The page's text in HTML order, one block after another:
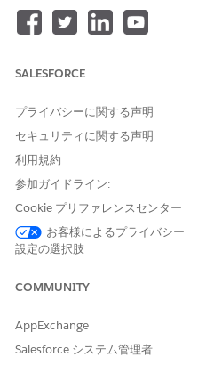
支払メッセージングコンポーネ
支払がサポートされます。営業担
完了できるため、取引開始を促進
メモSalesforce は支払の失敗に
ます。支払に失敗した場合、支
を解決することをお勧めします。
サポートされる支払方法と種別
SALESFORCE
プライバシーに関する声明
セキュリティに関する声明
利用規約
参加ガイドライン:
Cookie プリファレンスセンター
お客様によるプライバシー
設定の選択肢
COMMUNITY
AppExchange
Salesforce システム管理者